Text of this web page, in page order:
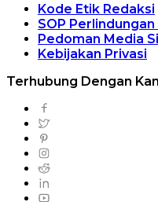
Kode Etik Redaksi
SOP
Pedoman Media
Kebijakan Privasi
Terhubung Dengan